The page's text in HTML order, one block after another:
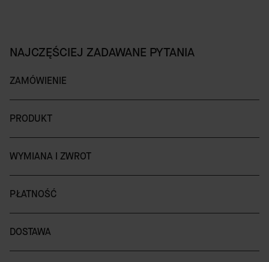
NAJCZĘŚCIEJ ZADAWANE PYTANIA
ZAMÓWIENIE
PRODUKT
WYMIANA I ZWROT
PŁATNOŚĆ
DOSTAWA